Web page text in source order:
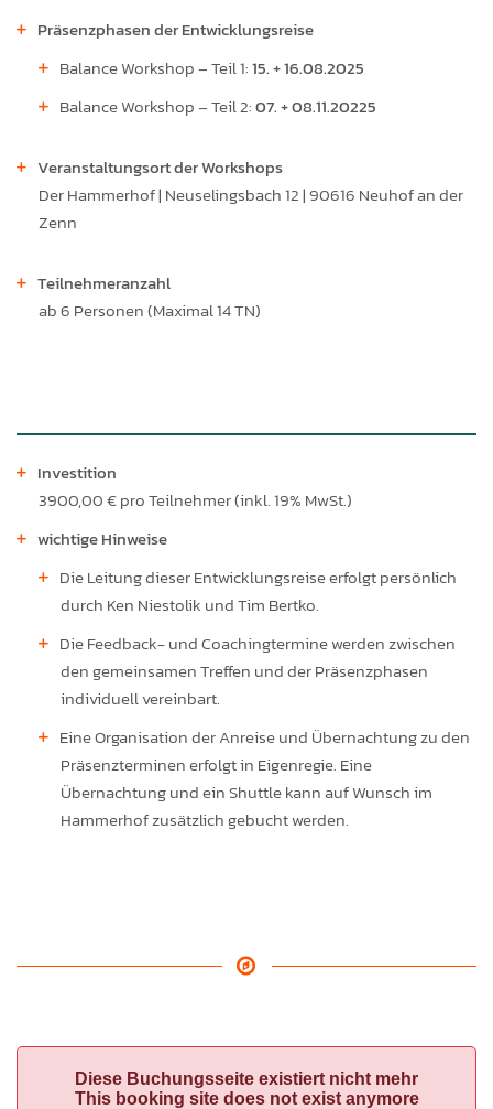
Präsenzphasen der Entwicklungsreise
Balance Workshop – Teil 1:15. + 16.08.2025
Balance Workshop – Teil 2:07. + 08.11.20225
Veranstaltungsort der Workshops
Der Hammerhof | Neuselingsbach 12 | 90616 Neuhof an der
Zenn
Teilnehmeranzahl
ab 6 Personen (Maximal 14 TN)
Investition
3900,00 € pro Teilnehmer (inkl. 19% MwSt.)
wichtige Hinweise
Die Leitung dieser Entwicklungsreise erfolgt persönlich
durch Ken Niestolik und Tim Bertko.
Die Feedback- und Coachingtermine werden zwischen
den gemeinsamen Treffen und der Präsenzphasen
individuell vereinbart.
Eine Organisation der Anreise und Übernachtung zu den
Präsenzterminen erfolgt in Eigenregie. Eine
Übernachtung und ein Shuttle kann auf Wunsch im
Hammerhof zusätzlich gebucht werden.